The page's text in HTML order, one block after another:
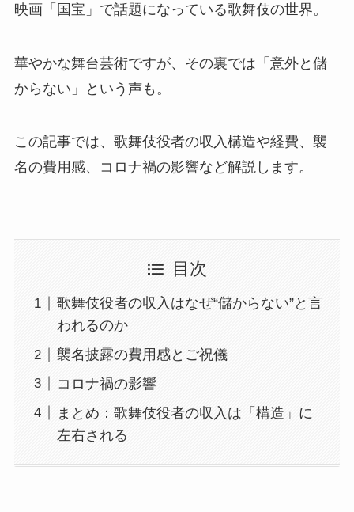
映画「国宝」で話題になっている歌舞伎の世界。
華やかな舞台芸術ですが、その裏では「意外と儲
からない」という声も。
この記事では、歌舞伎役者の収入構造や経費、襲
名の費用感、コロナ禍の影響など解説します。
目次
歌舞伎役者の収入はなぜ“儲からない”と言
われるのか
襲名披露の費用感とご祝儀
コロナ禍の影響
まとめ：歌舞伎役者の収入は「構造」に
左右される